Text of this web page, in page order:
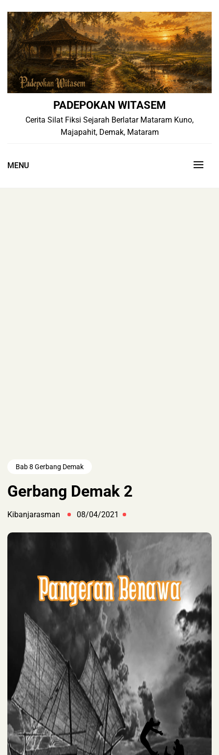
content
PADEPOKAN WITASEM
Cerita Silat Fiksi Sejarah Berlatar Mataram Kuno,
Majapahit, Demak, Mataram
MENU
Bab 8 Gerbang Demak
Gerbang Demak 2
Kibanjarasman 08/04/2021